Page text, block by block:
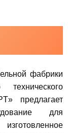
фабрики
предлагает
для